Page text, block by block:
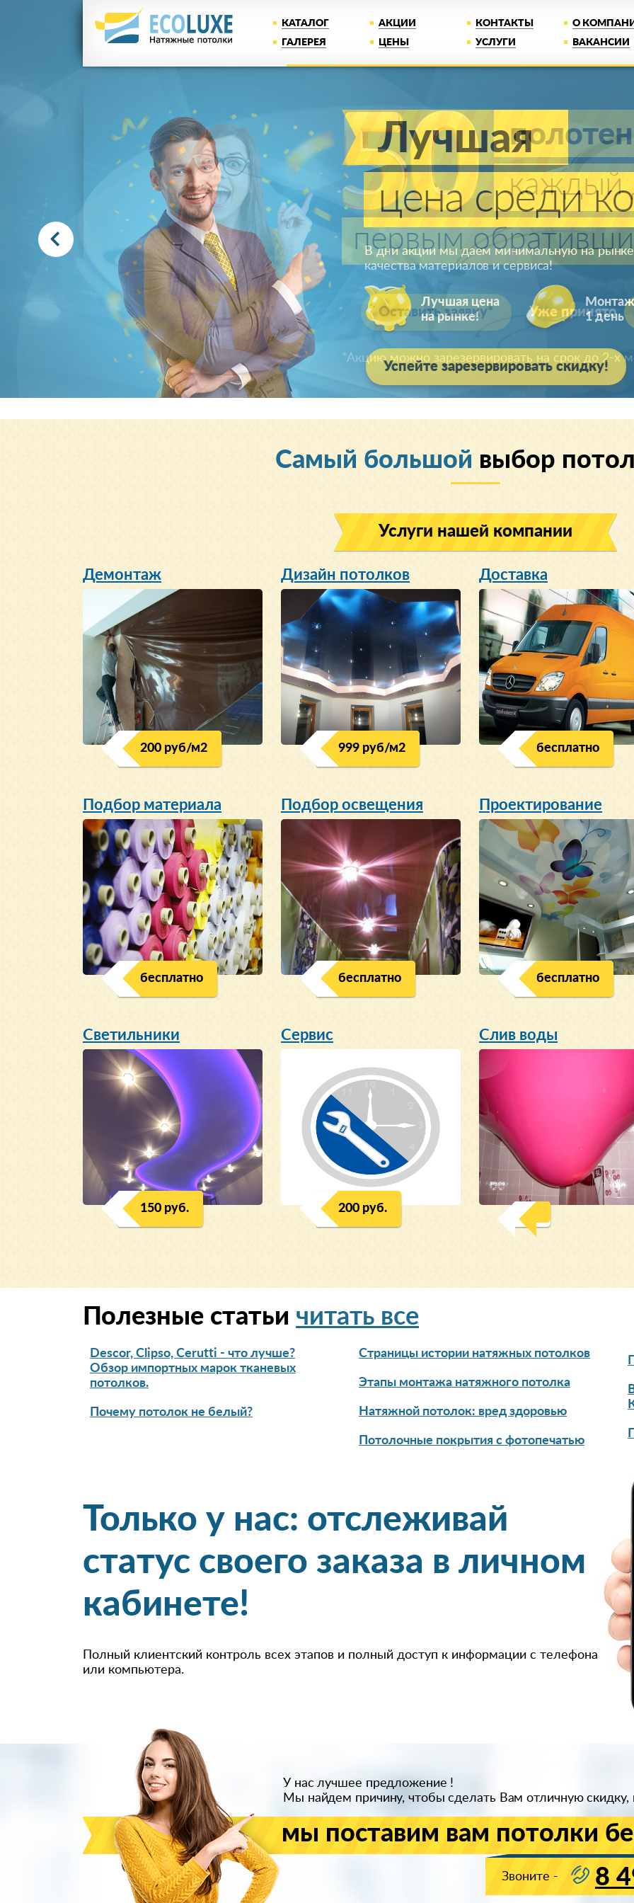
КАТАЛОГ АКЦИИ КОНТАКТЫ
О
ГАЛЕРЕЯ
ЦЕНЫ УСЛУГИ ВАКАНСИИ
каждый
первым
Оставить заявку* Уже принято
*Акцию можно зарезервировать на срок до 2-х
Cамый большой выбор
Услуги нашей компании
Демонтаж
200 руб/м2
Дизайн потолков
999 руб/м2
Доставка
бесплатно
Подбор материала
бесплатно
Подбор освещения
бесплатно
Проектирование
бесплатно
Светильники
150 руб.
Сервис
200 руб.
Слив воды
Полезные статьи читать все
Descor, Clipso, Cerutti - что лучше?
Обзор импортных марок тканевых
потолков.
Почему потолок не белый?
Страницы истории натяжных потолков
Этапы монтажа натяжного потолка
Натяжной потолок: вред здоровью
Потолочные покрытия с фотопечатью
Только у нас: отслеживай
статус своего заказа в личном
кабинете!
Полный клиентский контроль всех этапов и полный доступ к информации с телефона
или компьютера.
У нас лучшее предложение !
Мы найдем причину, чтобы сделать Вам отличную скидку,
мы поставим вам потолки
Звоните - 8